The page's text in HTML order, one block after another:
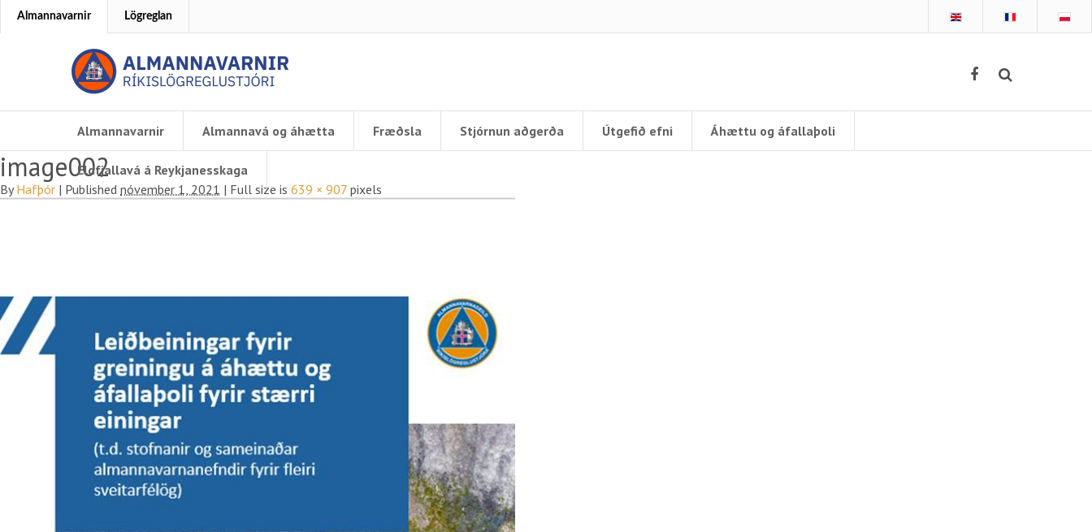
Almannavarnir Lögreglan
Almannavarnir Almannavá og áhætta Fræðsla Stjórnun aðgerða Útgefið efni Áhættu og áfallaþoli
Eldfjallavá á Reykjanesskaga
image002
By Hafþór | Published nóvember 1, 2021 | Full size is 639 × 907 pixels